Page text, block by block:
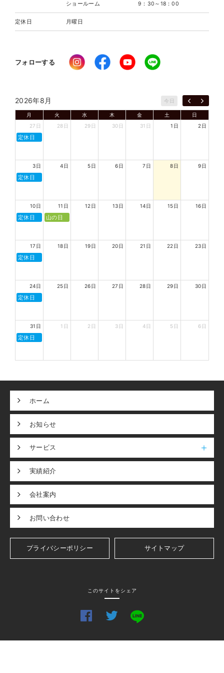
ショールーム 9：30～18：00
定休日 月曜日
フォローする
2026年8月 今日
月 火 水 木 金 土
日
27日
定休日
28日 29日 30日 31日 1日 2日
3日
定休日
4日 5日 6日 7日 8日 9日
10日
定休日
11日
山の日
12日 13日 14日 15日 16日
17日
定休日
18日 19日 20日 21日 22日 23日
24日
定休日
25日 26日 27日 28日 29日 30日
31日
定休日
1日 2日 3日 4日 5日 6日
ホーム
お知らせ
サービス
実績紹介
会社案内
お問い合わせ
プライバシーポリシー サイトマップ
このサイトをシェア